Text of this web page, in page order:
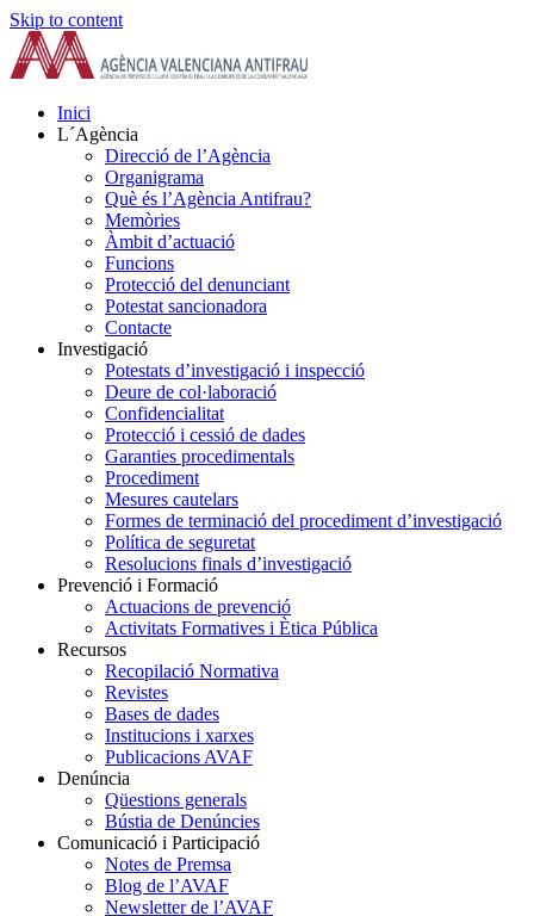
Skip to content
Inici
L´Agència
Direcció de l’Agència
Organigrama
Què és l’Agència Antifrau?
Memòries
Àmbit d’actuació
Funcions
Protecció del denunciant
Potestat sancionadora
Contacte
Investigació
Potestats d’investigació i inspecció
Deure de col·laboració
Confidencialitat
Protecció i cessió de dades
Garanties procedimentals
Procediment
Mesures cautelars
Formes de terminació del procediment d’investigació
Política de seguretat
Resolucions finals d’investigació
Prevenció i Formació
Actuacions de prevenció
Activitats Formatives i Ètica Pública
Recursos
Recopilació Normativa
Revistes
Bases de dades
Institucions i xarxes
Publicacions AVAF
Denúncia
Qüestions generals
Bústia de Denúncies
Comunicació i Participació
Notes de Premsa
Blog de l’AVAF
Newsletter de l’AVAF